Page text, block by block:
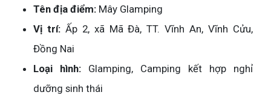
Tên địa điểm: Mây Glamping
Vị trí:Ấp 2, xã Mã Đà, TT. Vĩnh An, Vĩnh Cửu,
Đồng Nai
Loại hình: Glamping, Camping kết hợp nghỉ
dưỡng sinh thái